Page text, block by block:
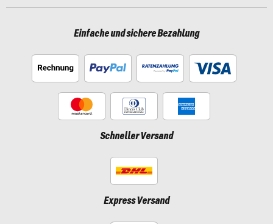
Einfache und sichere Bezahlung
Schneller Versand
Express Versand